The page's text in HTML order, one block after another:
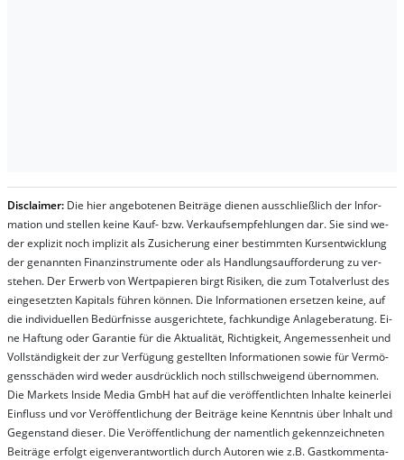
Dis­clai­mer: Die hier an­ge­bo­te­nen Bei­trä­ge die­nen aus­schließ­lich der In­for­
ma­t­ion und stel­len kei­ne Kauf- bzw. Ver­kaufs­em­pfeh­lung­en dar. Sie sind we­
der ex­pli­zit noch im­pli­zit als Zu­sich­er­ung ei­ner be­stim­mt­en Kurs­ent­wick­lung
der ge­nan­nt­en Fi­nanz­in­stru­men­te oder als Handl­ungs­auf­for­der­ung zu ver­
steh­en. Der Er­werb von Wert­pa­pier­en birgt Ri­si­ken, die zum To­tal­ver­lust des
ein­ge­setz­ten Ka­pi­tals füh­ren kön­nen. Die In­for­ma­tion­en er­setz­en kei­ne, auf
die in­di­vi­du­el­len Be­dür­fnis­se aus­ge­rich­te­te, fach­kun­di­ge An­la­ge­be­ra­tung. Ei­
ne Haf­tung oder Ga­ran­tie für die Ak­tu­ali­tät, Rich­tig­keit, An­ge­mes­sen­heit und
Vol­lständ­ig­keit der zur Ver­fü­gung ge­stel­lt­en In­for­ma­tion­en so­wie für Ver­mö­
gens­schä­den wird we­der aus­drück­lich noch stil­lschwei­gend über­nom­men.
Die Mar­kets In­side Me­dia GmbH hat auf die ver­öf­fent­lich­ten In­hal­te kei­ner­lei
Ein­fluss und vor Ver­öf­fent­lich­ung der Bei­trä­ge kei­ne Ken­nt­nis über In­halt und
Ge­gen­stand die­ser. Die Ver­öf­fent­lich­ung der na­ment­lich ge­kenn­zeich­net­en
Bei­trä­ge er­folgt ei­gen­ver­ant­wort­lich durch Au­tor­en wie z.B. Gast­kom­men­ta­